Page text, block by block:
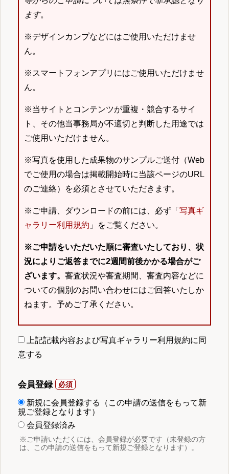
ます。
※デザインカンプなどにはご使用いただけませ
ん。
※スマートフォンアプリにはご使用いただけませ
ん。
※当サイトとコンテンツが重複・競合するサイ
ト、その他当事務局が不適切と判断した用途では
ご使用いただけません。
※写真を使用した成果物のサンプルご送付（Web
でご使用の場合は掲載開始時に当該ページのURL
のご連絡）を必須とさせていただきます。
※ご申請、ダウンロードの前には、必ず「 写真ギ
ャラリー利用規約 」をご覧ください。
※ご申請をいただいた順に審査いたしており、状
況によりご返答までに2週間前後かかる場合がご
ざいます。 審査状況や審査期間、審査内容などに
ついての個別のお問い合わせにはご回答いたしか
ねます。予めご了承ください。
上記記載内容および写真ギャラリー利用規約に同
意する
会員登録
新規に会員登録する（この申請の送信をもって新
規ご登録となります）
会員登録済み
※ご申請いただくには、会員登録が必要です（未登録の方
は、この申請の送信をもって新規ご登録となります）。